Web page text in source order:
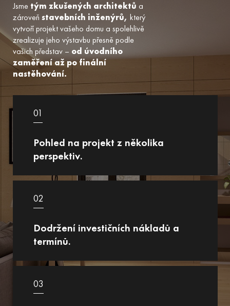
Jsme tým zkušených architektů a
zároveň stavebních inženýrů, který
vytvoří projekt vašeho domu a spolehlivě
zrealizuje jeho výstavbu přesně podle
vašich představ – od úvodního
zaměření až po finální
nastěhování.
01
Pohled na projekt z několika
perspektiv.
02
Dodržení investičních nákladů a
termínů.
03